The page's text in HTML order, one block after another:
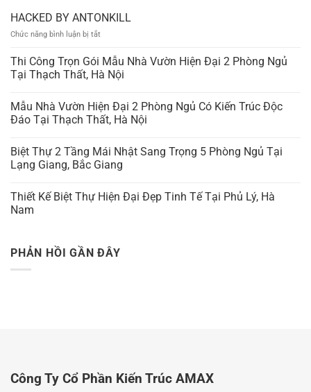
HACKED BY ANTONKILL
Chức năng bình luận bị tắt
BY
ANTONKILL
Thi Công Trọn Gói Mẫu Nhà Vườn Hiện Đại 2 Phòng Ngủ
Tại Thạch Thất, Hà Nội
Mẫu Nhà Vườn Hiện Đại 2 Phòng Ngủ Có Kiến Trúc Độc
Đáo Tại Thạch Thất, Hà Nội
Biệt Thự 2 Tầng Mái Nhật Sang Trọng 5 Phòng Ngủ Tại
Lạng Giang, Bắc Giang
Thiết Kế Biệt Thự Hiện Đại Đẹp Tinh Tế Tại Phủ Lý, Hà
Nam
PHẢN HỒI GẦN ĐÂY
Công Ty Cổ Phần Kiến Trúc AMAX